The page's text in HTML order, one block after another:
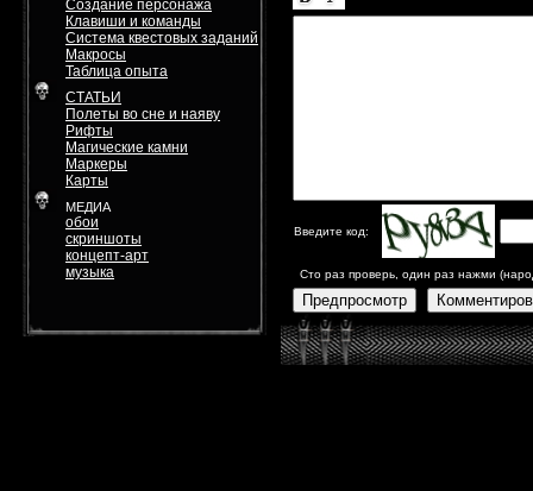
Создание персонажа
Клавиши и команды
Система квестовых заданий
Макросы
Таблица опыта
СТАТЬИ
Полеты во сне и наяву
Рифты
Магические камни
Маркеры
Карты
МЕДИА
обои
скриншоты
концепт-арт
музыка
Введите код:
Сто раз проверь, один раз нажми
Предпросмотр